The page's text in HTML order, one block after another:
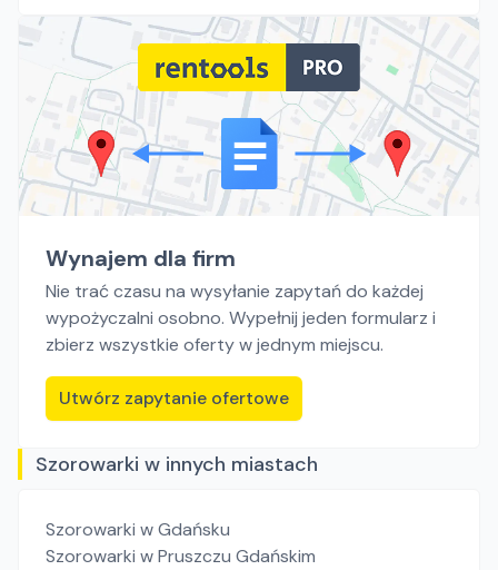
Wynajem dla firm
Nie trać czasu na wysyłanie zapytań do każdej
wypożyczalni osobno. Wypełnij jeden formularz i
zbierz wszystkie oferty w jednym miejscu.
Utwórz zapytanie ofertowe
Szorowarki w innych miastach
Szorowarki w Gdańsku
Szorowarki w Pruszczu Gdańskim